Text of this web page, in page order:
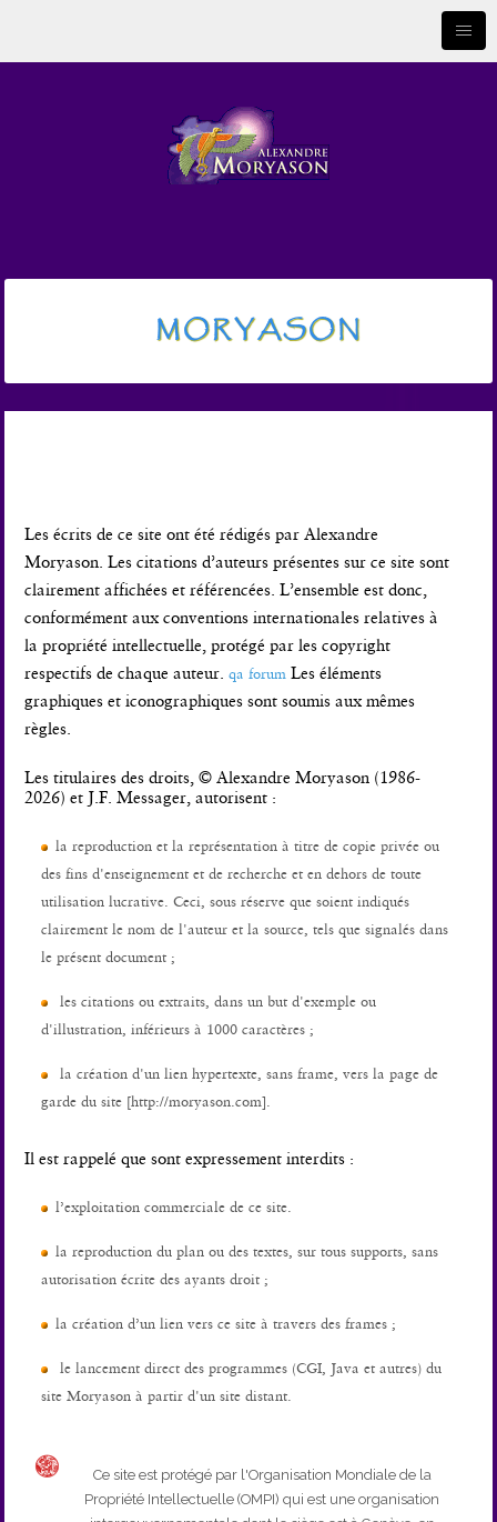
MORYASON
Les écrits de ce site ont été rédigés par Alexandre
Moryason. Les citations d’auteurs présentes sur ce site sont
clairement affichées et référencées. L’ensemble est donc,
conformément aux conventions internationales relatives à
la propriété intellectuelle, protégé par les copyright
respectifs de chaque auteur.qa forum Les éléments
graphiques et iconographiques sont soumis aux mêmes
règles.
Les titulaires des droits, © Alexandre Moryason (1986-
2026) et J.F. Messager, autorisent :
la reproduction et la représentation à titre de copie privée ou
des fins d'enseignement et de recherche et en dehors de toute
utilisation lucrative. Ceci, sous réserve que soient indiqués
clairement le nom de l'auteur et la source, tels que signalés dans
le présent document ;
les citations ou extraits, dans un but d'exemple ou
d'illustration, inférieurs à 1000 caractères ;
la création d'un lien hypertexte, sans frame, vers la page de
garde du site [http://moryason.com].
Il est rappelé que sont expressement interdits :
l’exploitation commerciale de ce site.
la reproduction du plan ou des textes, sur tous supports, sans
autorisation écrite des ayants droit ;
la création d’un lien vers ce site à travers des frames ;
le lancement direct des programmes (CGI, Java et autres) du
site Moryason à partir d'un site distant.
Ce site est protégé par l'Organisation Mondiale de la
Propriété Intellectuelle (OMPI) qui est une organisation